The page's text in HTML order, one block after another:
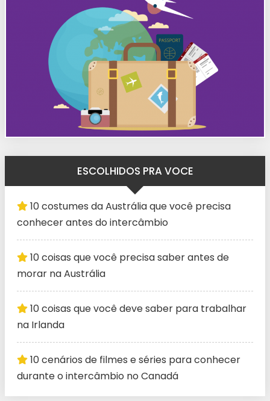
ESCOLHIDOS PRA VOCE
10 costumes da Austrália que você precisa
conhecer antes do intercâmbio
10 coisas que você precisa saber antes de
morar na Austrália
10 coisas que você deve saber para trabalhar
na Irlanda
10 cenários de filmes e séries para conhecer
durante o intercâmbio no Canadá